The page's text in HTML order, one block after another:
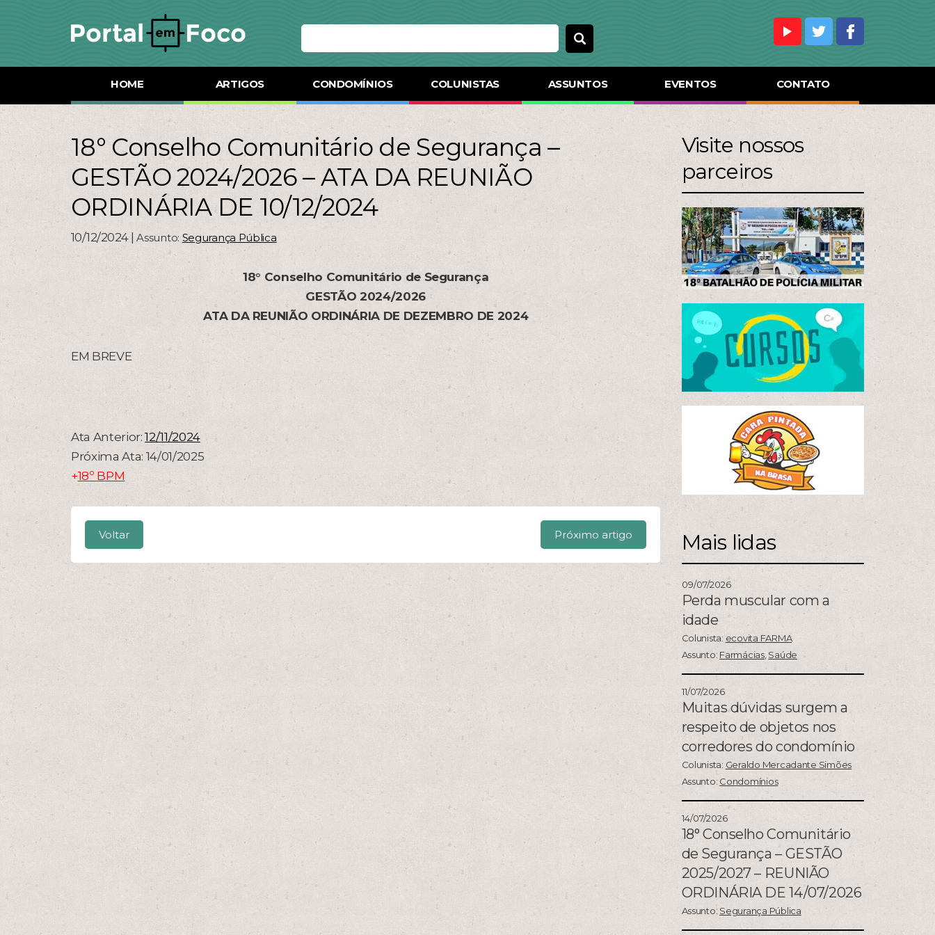
HOME ARTIGOS CONDOMÍNIOS COLUNISTAS ASSUNTOS EVENTOS CONTATO
18° Conselho Comunitário de Segurança –
GESTÃO 2024/2026 – ATA DA REUNIÃO
ORDINÁRIA DE 10/12/2024
10/12/2024 |Assunto: Segurança Pública
18° Conselho Comunitário de Segurança
GESTÃO 2024/2026
ATA DA REUNIÃO ORDINÁRIA DE DEZEMBRO DE 2024
EM BREVE
Ata Anterior:12/11/2024
Próxima Ata: 14/01/2025
+18º BPM
Voltar Próximo artigo
Visite nossos
parceiros
Mais lidas
09/07/2026
Perda muscular com a
idade
Colunista: ecovita FARMA
Assunto: Farmácias, Saúde
11/07/2026
Muitas dúvidas surgem a
respeito de objetos nos
corredores do condomínio
Colunista: Geraldo Mercadante Simões
Assunto: Condomínios
14/07/2026
18° Conselho Comunitário
de Segurança – GESTÃO
2025/2027 – REUNIÃO
ORDINÁRIA DE 14/07/2026
Assunto: Segurança Pública